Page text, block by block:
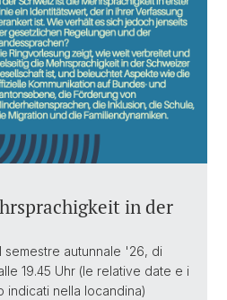
in der
autunnale '26, di
19.45 Uhr (le relative date e i
indicati nella locandina)